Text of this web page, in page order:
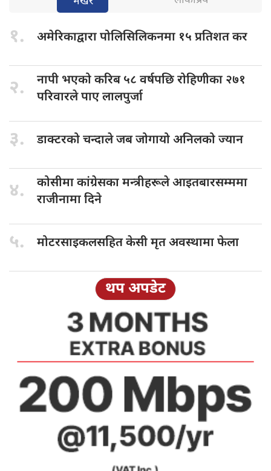
१. अमेरिकाद्वारा पोलिसिलिकनमा १५ प्रतिशत कर
२. नापी भएकोकरिब ५८ वर्षपछि रोहिणीका २७१
परिवारले पाए लालपुर्जा
३. डाक्टरको चन्दालेजब जोगायो अनिलको ज्यान
४. कोसीमा कांग्रेसकामन्त्रीहरूले आइतबारसम्ममा
राजीनामा दिने
५. मोटरसाइकलसहित केसीमृत अवस्थामा फेला
थप अपडेट